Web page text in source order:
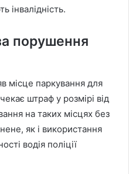
інвалідність.
порушення
місце паркування для
штраф у розмірі від
на таких місцях без
як і використання
водія поліції